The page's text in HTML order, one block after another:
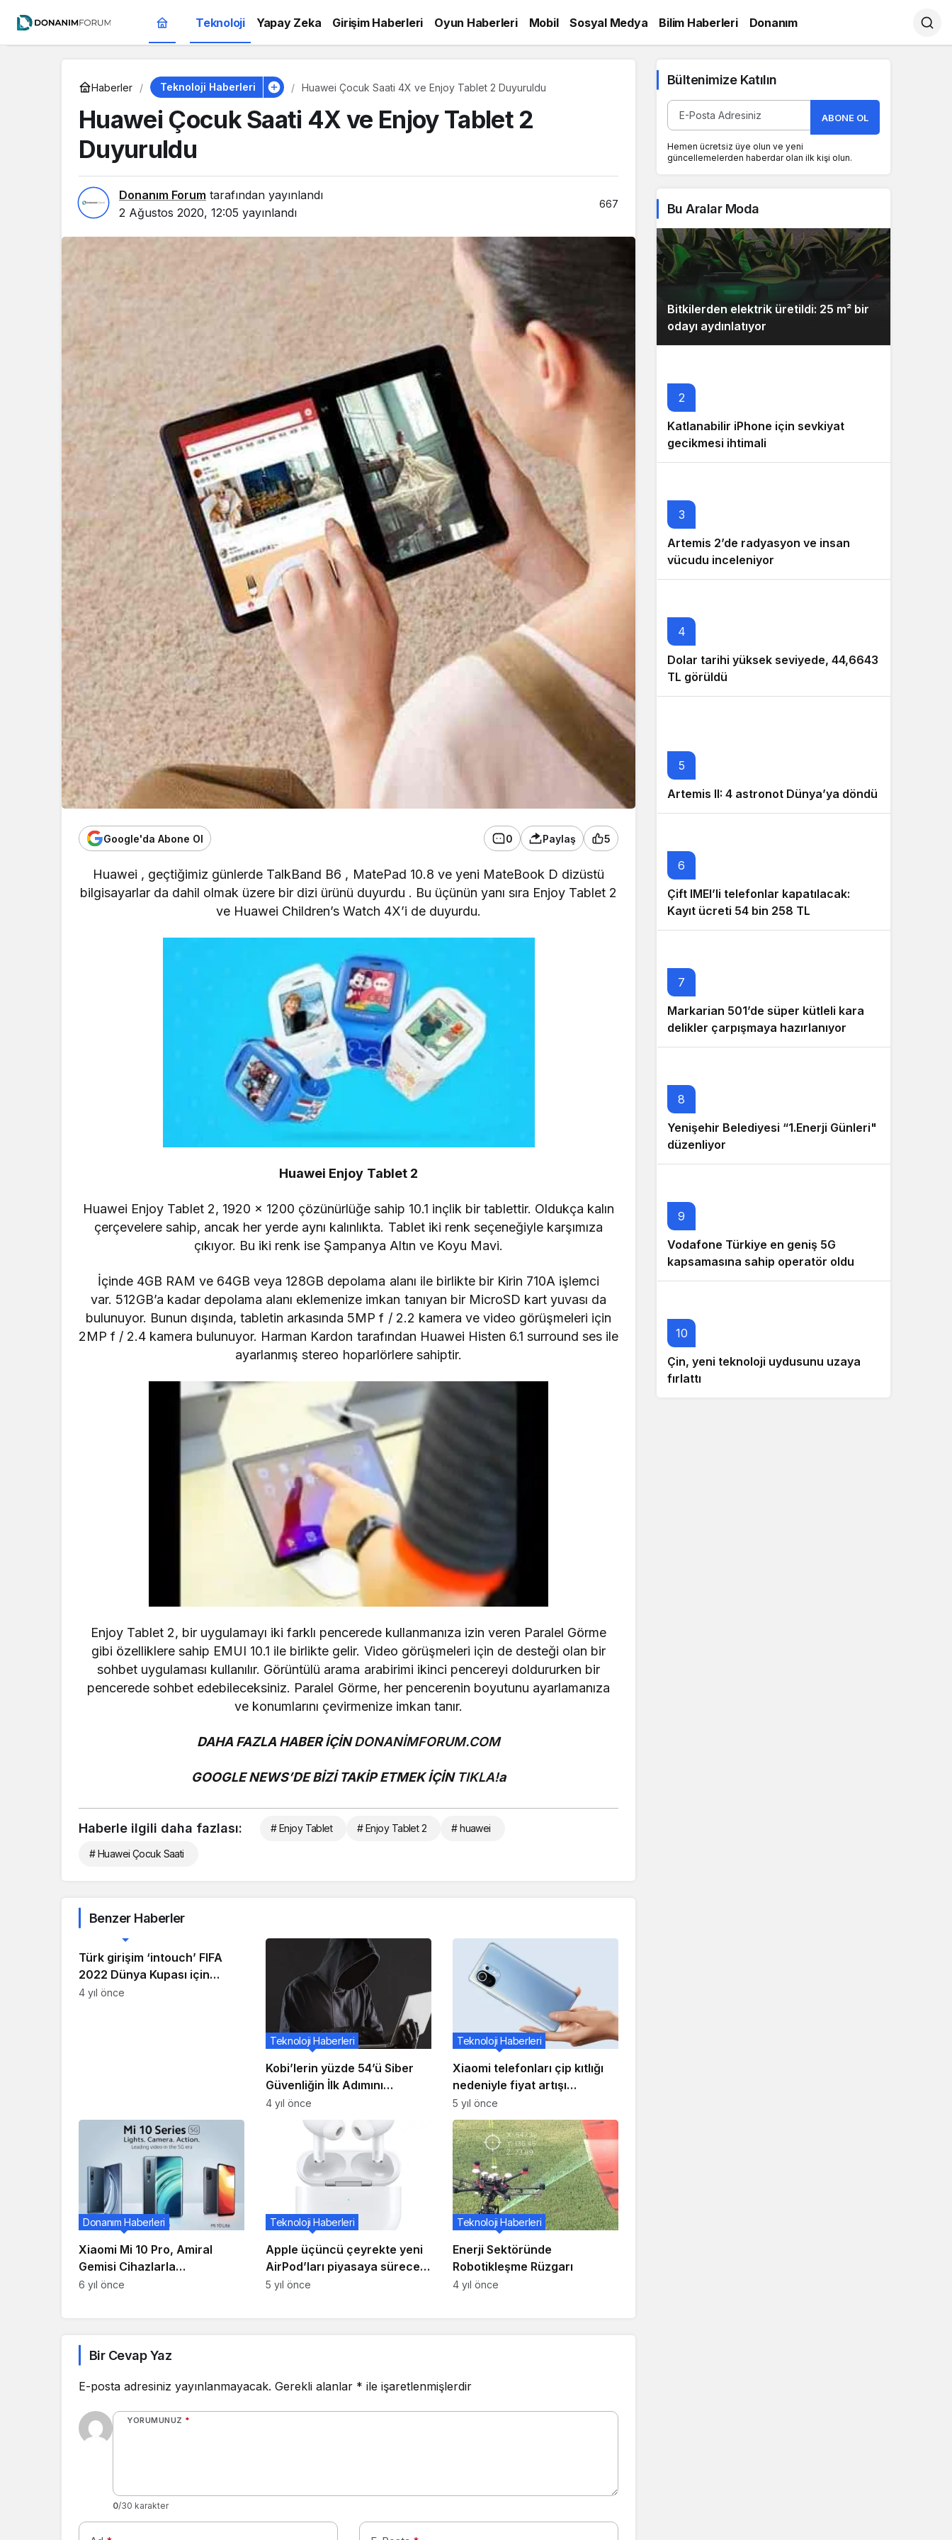
Teknoloji Yapay Zeka Girişim Haberleri Oyun Haberleri Mobil Sosyal Medya Bilim Haberleri Donanım
Haberler Teknoloji Haberleri Huawei Çocuk Saati 4X ve Enjoy Tablet 2 Duyuruldu
Huawei Çocuk Saati 4X ve Enjoy Tablet 2
Duyuruldu
Donanım Forum tarafından yayınlandı
2 Ağustos 2020, 12:05 yayınlandı
667
Google'da Abone Ol 0 Paylaş 5
Huawei , geçtiğimiz günlerde TalkBand B6 , MatePad 10.8 ve yeni MateBook D dizüstü
bilgisayarlar da dahil olmak üzere bir dizi ürünü duyurdu . Bu üçünün yanı sıra Enjoy Tablet 2
ve Huawei Children’s Watch 4X’i de duyurdu.
Huawei Enjoy Tablet 2
Huawei Enjoy Tablet 2, 1920 x 1200 çözünürlüğe sahip 10.1 inçlik bir tablettir. Oldukça kalın
çerçevelere sahip, ancak her yerde aynı kalınlıkta. Tablet iki renk seçeneğiyle karşımıza
çıkıyor. Bu iki renk ise Şampanya Altın ve Koyu Mavi.
İçinde 4GB RAM ve 64GB veya 128GB depolama alanı ile birlikte bir Kirin 710A işlemci
var. 512GB’a kadar depolama alanı eklemenize imkan tanıyan bir MicroSD kart yuvası da
bulunuyor. Bunun dışında, tabletin arkasında 5MP f / 2.2 kamera ve video görüşmeleri için
2MP f / 2.4 kamera bulunuyor. Harman Kardon tarafından Huawei Histen 6.1 surround ses ile
ayarlanmış stereo hoparlörlere sahiptir.
Enjoy Tablet 2, bir uygulamayı iki farklı pencerede kullanmanıza izin veren Paralel Görme
gibi özelliklere sahip EMUI 10.1 ile birlikte gelir. Video görüşmeleri için de desteği olan bir
sohbet uygulaması kullanılır. Görüntülü arama arabirimi ikinci pencereyi doldururken bir
pencerede sohbet edebileceksiniz. Paralel Görme, her pencerenin boyutunu ayarlamanıza
ve konumlarını çevirmenize imkan tanır.
DAHA FAZLA HABER İÇİNDONANİMFORUM.COM
GOOGLE NEWS’DE BİZİ TAKİP ETMEK İÇİN TIKLA!a
Haberle ilgili daha fazlası: # Enjoy Tablet # Enjoy Tablet 2 # huawei
# Huawei Çocuk Saati
Benzer Haberler
Türk girişim ‘intouch’ FIFA
2022 Dünya Kupası için
taraftar mobil uygulaması
4 yıl önce
Kobi’lerin yüzde 54’ü Siber
Güvenliğin İlk Adımını
Uygulamıyor
Teknoloji Haberleri
4 yıl önce
Xiaomi telefonları çip kıtlığı
nedeniyle fiyat artışı
yaşayabilir
Teknoloji Haberleri
5 yıl önce
Xiaomi Mi 10 Pro, Amiral
Gemisi Cihazlarla
Yarışamadı!
Donanım Haberleri
6 yıl önce
Apple üçüncü çeyrekte yeni
AirPod’ları piyasaya sürecek,
tedarikçiler üretime
Teknoloji Haberleri
5 yıl önce
Enerji Sektöründe
Robotikleşme Rüzgarı
Teknoloji Haberleri
4 yıl önce
Bir Cevap Yaz
E-posta adresiniz yayınlanmayacak. Gerekli alanlar * ile işaretlenmişlerdir
YORUMUNUZ *
0/30 karakter
Bültenimize Katılın
ABONE OL
Hemen ücretsiz üye olun ve yeni
güncellemelerden haberdar olan ilk kişi olun.
Bu Aralar Moda
Bitkilerden elektrik üretildi: 25 m² bir
odayı aydınlatıyor
2
Katlanabilir iPhone için sevkiyat
gecikmesi ihtimali
3
Artemis 2’de radyasyon ve insan
vücudu inceleniyor
4
Dolar tarihi yüksek seviyede, 44,6643
TL görüldü
5
Artemis II: 4 astronot Dünya’ya döndü
6
Çift IMEI’li telefonlar kapatılacak:
Kayıt ücreti 54 bin 258 TL
7
Markarian 501’de süper kütleli kara
delikler çarpışmaya hazırlanıyor
8
Yenişehir Belediyesi “1.Enerji Günleri"
düzenliyor
9
Vodafone Türkiye en geniş 5G
kapsamasına sahip operatör oldu
10
Çin, yeni teknoloji uydusunu uzaya
fırlattı